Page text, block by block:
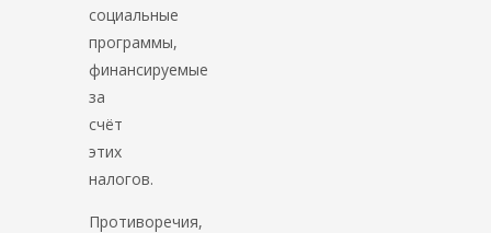
социальные
программы,
финансируемые
за
счёт
этих
налогов.
Противоречия,